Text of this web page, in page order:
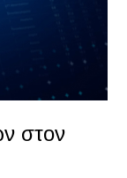
στον